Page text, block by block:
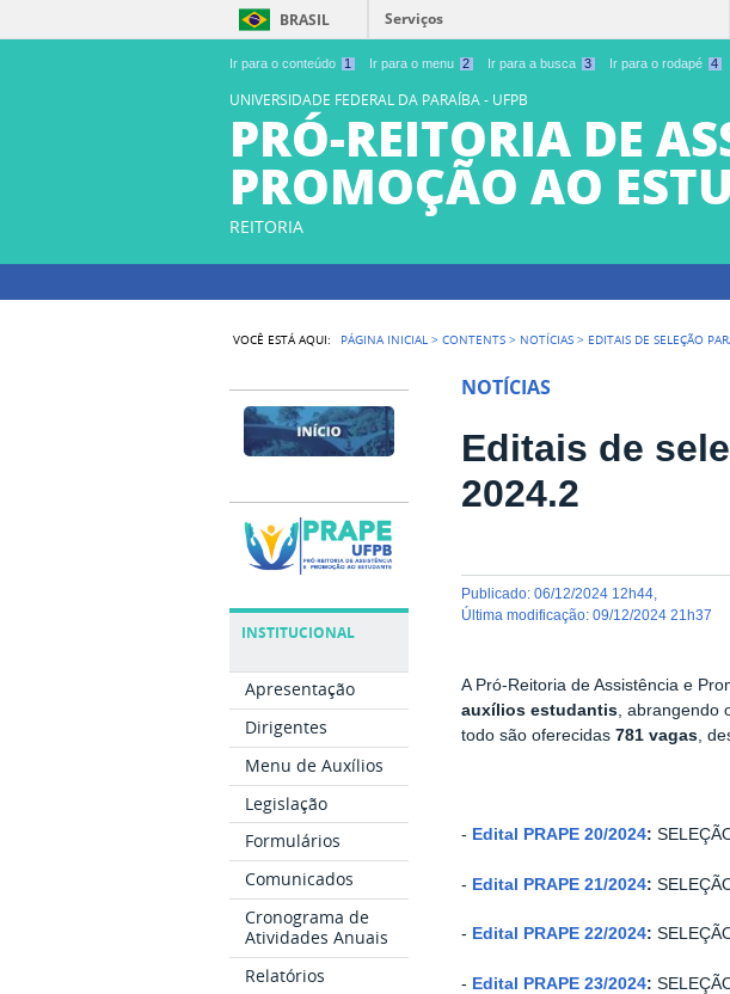
Ir para o conteúdo 1 Ir para o menu 2 Ir para a busca 3 Ir para o rodapé 4
BRASIL Serviços
UNIVERSIDADE FEDERAL DA PARAÍBA - UFPB
PRÓ-REITORIA DE
PROMOÇÃO AO
REITORIA
VOCÊ ESTÁ AQUI: PÁGINA INICIAL >CONTENTS > NOTÍCIAS > EDITAIS DE SELEÇÃO
INSTITUCIONAL
Apresentação
Dirigentes
Menu de Auxílios
Legislação
Formulários
Comunicados
Cronograma de
Atividades Anuais
Relatórios
NOTÍCIAS
Editais de
2024.2
publicado:06/12/2024 12h44
última modificação:09/12/2024 21h37
A Pró-Reitoria de Assistência e
auxílios estudantis ,
todo são oferecidas781 vagas ,
- Edital PRAPE 20/2024:
- Edital PRAPE 21/2024:
- Edital PRAPE 22/2024:
- Edital PRAPE 23/2024: